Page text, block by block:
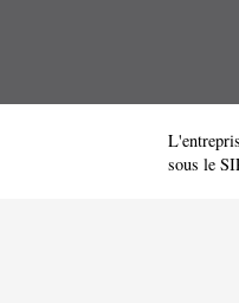
sous le